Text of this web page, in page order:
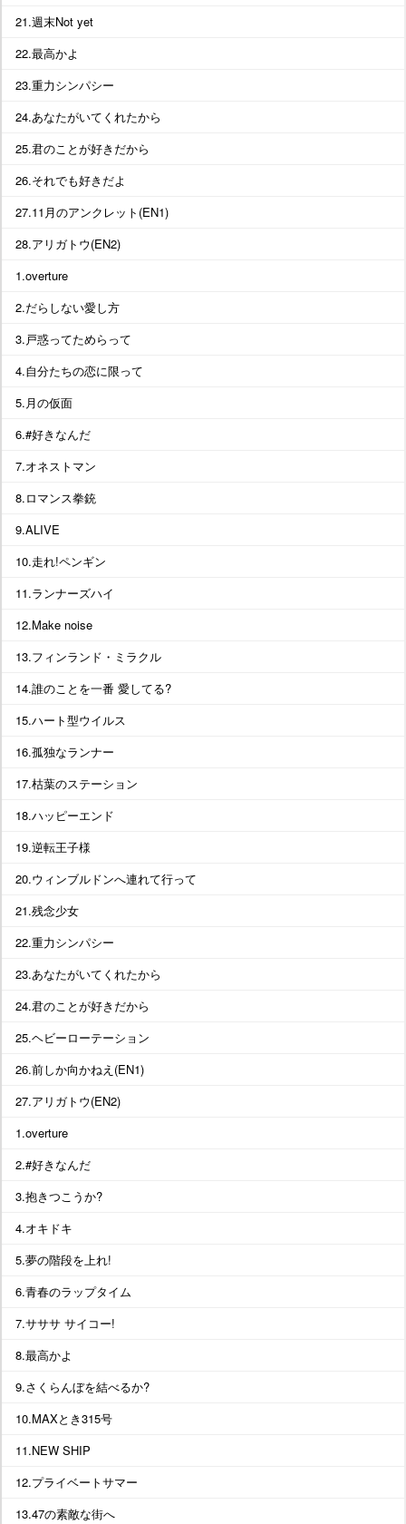
21.週末Not yet
22.最高かよ
23.重力シンパシー
24.あなたがいてくれたから
25.君のことが好きだから
26.それでも好きだよ
27.11月のアンクレット(EN1)
28.アリガトウ(EN2)
1.overture
2.だらしない愛し方
3.戸惑ってためらって
4.自分たちの恋に限って
5.月の仮面
6.#好きなんだ
7.オネストマン
8.ロマンス拳銃
9.ALIVE
10.走れ!ペンギン
11.ランナーズハイ
12.Make noise
13.フィンランド・ミラクル
14.誰のことを一番 愛してる?
15.ハート型ウイルス
16.孤独なランナー
17.枯葉のステーション
18.ハッピーエンド
19.逆転王子様
20.ウィンブルドンへ連れて行って
21.残念少女
22.重力シンパシー
23.あなたがいてくれたから
24.君のことが好きだから
25.ヘビーローテーション
26.前しか向かねえ(EN1)
27.アリガトウ(EN2)
1.overture
2.#好きなんだ
3.抱きつこうか?
4.オキドキ
5.夢の階段を上れ!
6.青春のラップタイム
7.サササ サイコー!
8.最高かよ
9.さくらんぼを結べるか?
10.MAXとき315号
11.NEW SHIP
12.プライベートサマー
13.47の素敵な街へ